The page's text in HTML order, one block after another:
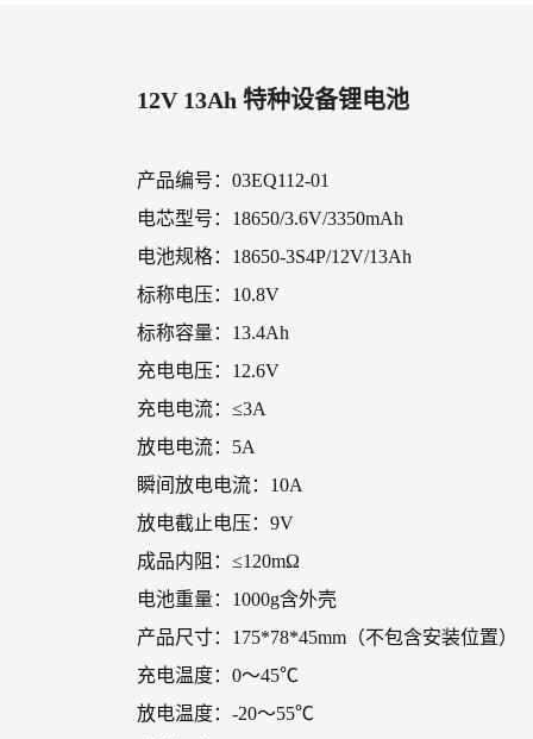
12V 13Ah 特种设备锂电池
产品编号：03EQ112-01
电芯型号：18650/3.6V/3350mAh
电池规格：18650-3S4P/12V/13Ah
标称电压：10.8V
标称容量：13.4Ah
充电电压：12.6V
充电电流：≤3A
放电电流：5A
瞬间放电电流：10A
放电截止电压：9V
成品内阻：≤120mΩ
电池重量：1000g含外壳
产品尺寸：175*78*45mm（不包含安装位置）
充电温度：0～45℃
放电温度：-20～55℃